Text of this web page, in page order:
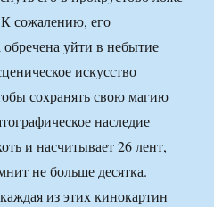
сожалению, его
обречена уйти в небытие
искусство
сохранять свою магию
наследие
и насчитывает 26 лент,
не больше десятка.
из этих кинокартин